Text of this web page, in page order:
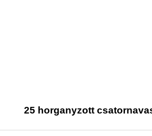
25 horganyzott